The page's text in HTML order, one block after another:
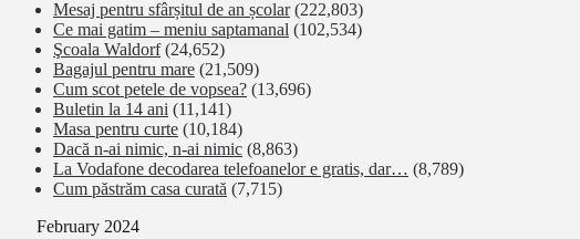
Mesaj pentru sfârșitul de an școlar (222,803)
Ce mai gatim – meniu saptamanal (102,534)
Şcoala Waldorf (24,652)
Bagajul pentru mare (21,509)
Cum scot petele de vopsea? (13,696)
Buletin la 14 ani (11,141)
Masa pentru curte (10,184)
Dacă n-ai nimic, n-ai nimic (8,863)
La Vodafone decodarea telefoanelor e gratis, dar… (8,789)
Cum păstrăm casa curată (7,715)
February 2024